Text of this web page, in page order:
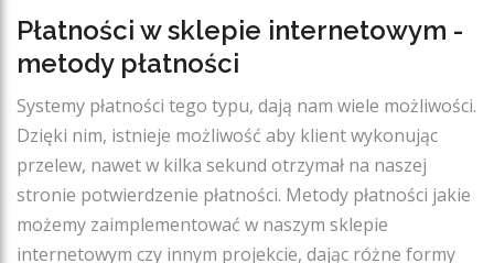
Płatności w sklepie internetowym -
metody płatności
Systemy płatności tego typu, dają nam wiele możliwości.
Dzięki nim, istnieje możliwość aby klient wykonując
przelew, nawet w kilka sekund otrzymał na naszej
stronie potwierdzenie płatności. Metody płatności jakie
możemy zaimplementować w naszym sklepie
internetowym czy innym projekcie, dając różne formy